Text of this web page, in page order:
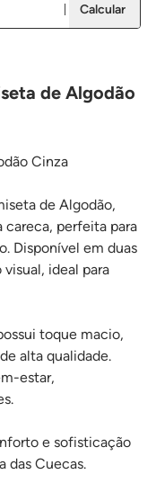
Calcular
de Algodão
Cinza
de Algodão,
careca, perfeita para
Disponível em duas
ideal para
toque macio,
alta qualidade.
estar,
e sofisticação
das Cuecas.